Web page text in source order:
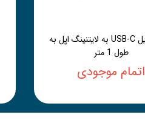
کابل تبدیل USB-C به لایتنینگ اپل به
طول 1 متر
اتمام موجودی